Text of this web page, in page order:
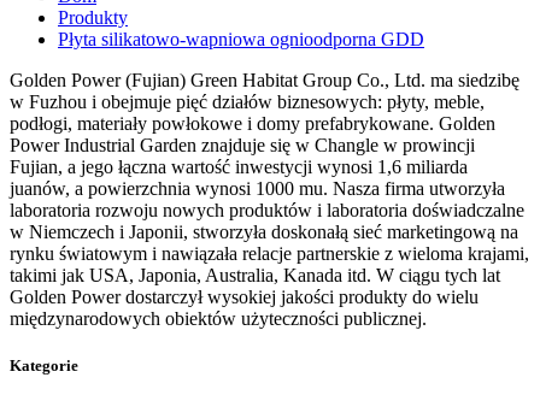
Produkty
Płyta silikatowo-wapniowa ognioodporna GDD
Golden Power (Fujian) Green Habitat Group Co., Ltd. ma siedzibę
w Fuzhou i obejmuje pięć działów biznesowych: płyty, meble,
podłogi, materiały powłokowe i domy prefabrykowane. Golden
Power Industrial Garden znajduje się w Changle w prowincji
Fujian, a jego łączna wartość inwestycji wynosi 1,6 miliarda
juanów, a powierzchnia wynosi 1000 mu. Nasza firma utworzyła
laboratoria rozwoju nowych produktów i laboratoria doświadczalne
w Niemczech i Japonii, stworzyła doskonałą sieć marketingową na
rynku światowym i nawiązała relacje partnerskie z wieloma krajami,
takimi jak USA, Japonia, Australia, Kanada itd. W ciągu tych lat
Golden Power dostarczył wysokiej jakości produkty do wielu
międzynarodowych obiektów użyteczności publicznej.
Kategorie